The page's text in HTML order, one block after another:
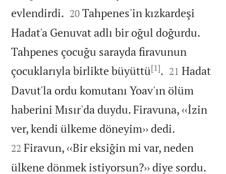
evlendirdi. 

20 Tahpenes'in kızkardeşi
Hadat'a Genuvat adlı bir oğul doğurdu.
Tahpenes çocuğu sarayda firavunun
çocuklarıyla birlikte büyüttü[1]. 

21 Hadat
Davut'la ordu komutanı Yoav'ın ölüm
haberini Mısır'da duydu. Firavuna, ‹‹İzin
ver, kendi ülkeme döneyim›› dedi.
22 Firavun, ‹‹Bir eksiğin mi var, neden
ülkene dönmek istiyorsun?›› diye sordu.